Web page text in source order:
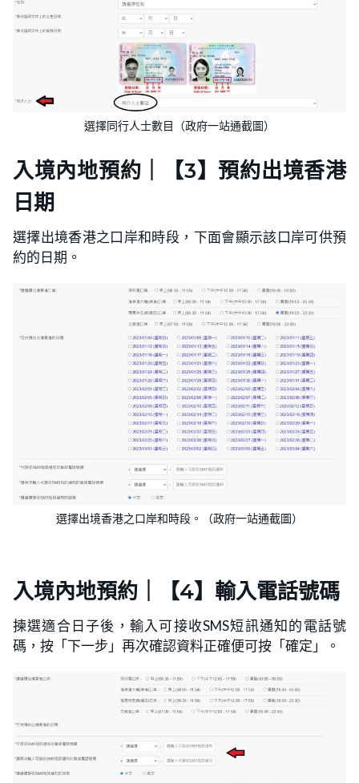
選擇同行人士數目（政府一站通截圖）
入境內地預約｜【3】預約出境香港
日期
選擇出境香港之口岸和時段，下面會顯示該口岸可供預
約的日期。
選擇出境香港之口岸和時段。（政府一站通截圖）
入境內地預約｜【4】輸入電話號碼
揀選適合日子後，輸入可接收SMS短訊通知的電話號
碼，按「下一步」再次確認資料正確便可按「確定」。